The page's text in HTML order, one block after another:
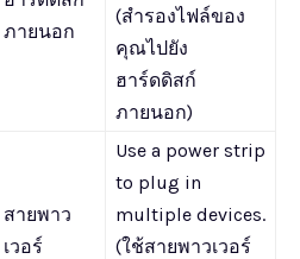
ภายนอก
(สำรองไฟล์ของ
คุณไปยัง
ฮาร์ดดิสก์
ภายนอก)
สายพาว
เวอร์
Use a power strip
to plug in
multiple devices.
(ใช้สายพาวเวอร์